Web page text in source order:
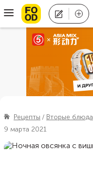
Рецепты Вторые блюда
9 марта 2021